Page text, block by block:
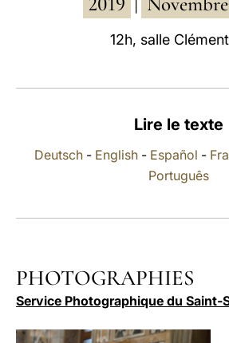
12h, salle
Lire le texte
Deutsch- English- Español -
Português
PHOTOGRAPHIES
Service Photographique du Saint-